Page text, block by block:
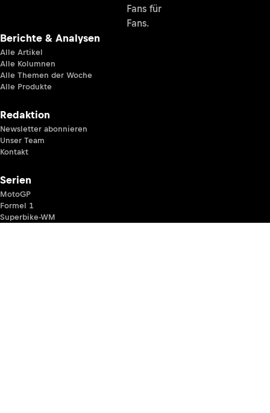
Fans für
Fans.
Berichte & Analysen
Alle Artikel
Alle Kolumnen
Alle Themen der Woche
Alle Produkte
Redaktion
Newsletter abonnieren
Unser Team
Kontakt
Serien
MotoGP
Formel 1
Superbike-WM